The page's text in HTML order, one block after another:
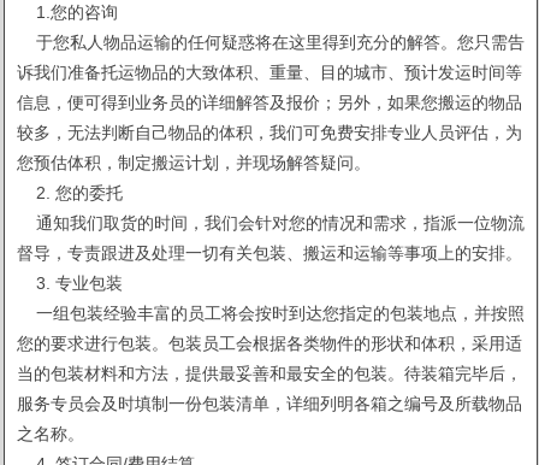
1.您的咨询
于您私人物品运输的任何疑惑将在这里得到充分的解答。您只需告
诉我们准备托运物品的大致体积、重量、目的城市、预计发运时间等
信息，便可得到业务员的详细解答及报价；另外，如果您搬运的物品
较多，无法判断自己物品的体积，我们可免费安排专业人员评估，为
您预估体积，制定搬运计划，并现场解答疑问。
2. 您的委托
通知我们取货的时间，我们会针对您的情况和需求，指派一位物流
督导，专责跟进及处理一切有关包装、搬运和运输等事项上的安排。
3. 专业包装
一组包装经验丰富的员工将会按时到达您指定的包装地点，并按照
您的要求进行包装。包装员工会根据各类物件的形状和体积，采用适
当的包装材料和方法，提供最妥善和最安全的包装。待装箱完毕后，
服务专员会及时填制一份包装清单，详细列明各箱之编号及所载物品
之名称。